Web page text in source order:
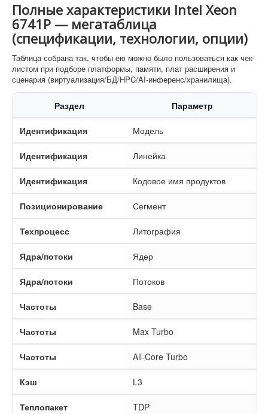
Полные характеристики Intel Xeon
6741P — мегатаблица
(спецификации, технологии, опции)
Таблица собрана так, чтобы ею можно было пользоваться как чек-
листом при подборе платформы, памяти, плат расширения и
сценария (виртуализация/БД/HPC/AI-инференс/хранилища).
Раздел Параметр
Идентификация Модель
Идентификация Линейка
Идентификация Кодовое имя продуктов
Позиционирование Сегмент
Техпроцесс Литография
Ядра/потоки Ядер
Ядра/потоки Потоков
Частоты Base
Частоты Max Turbo
Частоты All-Core Turbo
Кэш L3
Теплопакет TDP